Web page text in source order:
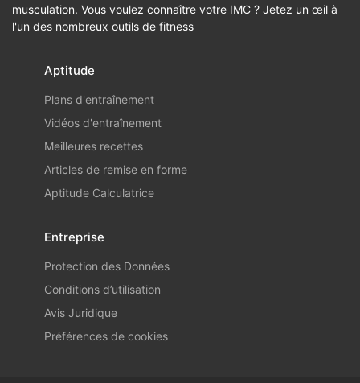
musculation. Vous voulez connaître votre IMC ? Jetez un œil à
l'un des nombreux outils de fitness
Aptitude
Plans d'entraînement
Vidéos d'entraînement
Meilleures recettes
Articles de remise en forme
Aptitude Calculatrice
Entreprise
Protection des Données
Conditions d’utilisation
Avis Juridique
Préférences de cookies